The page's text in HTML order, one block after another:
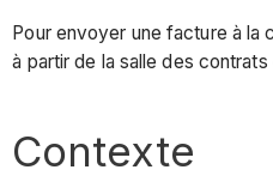
Pour envoyer une facture à la
à partir de la salle des
Contexte